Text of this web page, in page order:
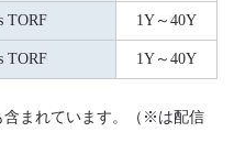
TORF 1Y～40Y
TORF 1Y～40Y
含まれています。（※は配信